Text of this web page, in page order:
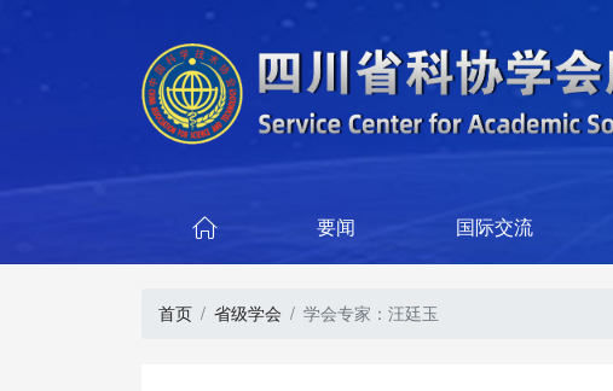
 要闻 国际交流
首页 省级学会 学会专家：汪廷玉